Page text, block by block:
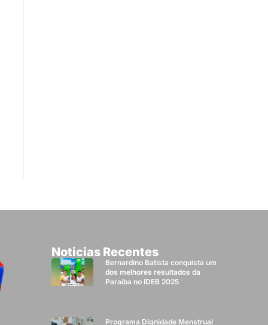
Noticias Recentes
Bernardino Batista conquista um
dos melhores resultados da
Paraíba no IDEB 2025
Programa Dignidade Menstrual